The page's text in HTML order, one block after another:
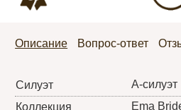
Описание Вопрос-ответ
Силуэт
А-силуэт
Коллекция
Ema